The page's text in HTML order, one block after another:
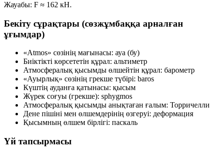
Жауабы: F ≈ 162 кН.
Бекіту сұрақтары (сөзжұмбаққа арналған
ұғымдар)
«Atmos» сөзінің мағынасы: ауа (бу)
Биіктікті көрсететін құрал: альтиметр
Атмосфералық қысымды өлшейтін құрал: барометр
«Ауырлық» сөзінің грекше түбірі: baros
Күштің ауданға қатынасы: қысым
Жүрек соғуы (грекше): sphygmos
Атмосфералық қысымды анықтаған ғалым: Торричелли
Дене пішіні мен өлшемдерінің өзгеруі: деформация
Қысымның өлшем бірлігі: паскаль
Үй тапсырмасы